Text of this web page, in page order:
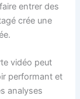
entrer des
crée une
vidéo peut
performant et
analyses